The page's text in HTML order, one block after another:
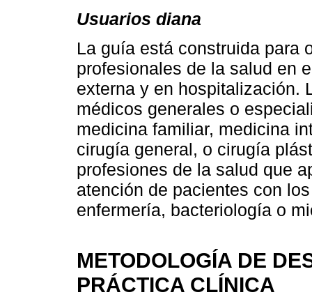
Usuarios diana
La guía está construida para
profesionales de la salud en
externa y en hospitalización.
médicos generales o
medicina familiar, medicina
cirugía general, o cirugía
profesiones de la salud que
atención de pacientes con
enfermería, bacteriología o
METODOLOGÍA DE
PRÁCTICA CLÍNICA